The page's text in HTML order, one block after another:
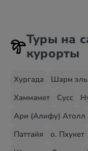
Туры на
курорты
Хургада Шарм
Хаммамет
Сусс
Ари (Алифу) Атолл
Паттайя
о. Пхукет